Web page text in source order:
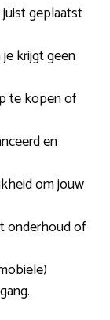
geplaatst
krijgt geen
te kopen of
en
om jouw
onderhoud of